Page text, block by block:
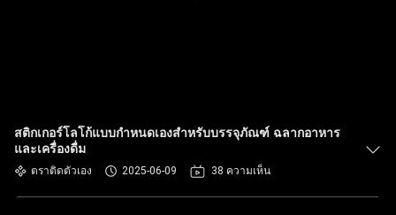
สติกเกอร์โลโก้แบบกำหนดเองสำหรับบรรจุภัณฑ์ ฉลากอาหาร
และเครื่องดื่ม
ตราติดตัวเอง 2025-06-09 38 ความเห็น